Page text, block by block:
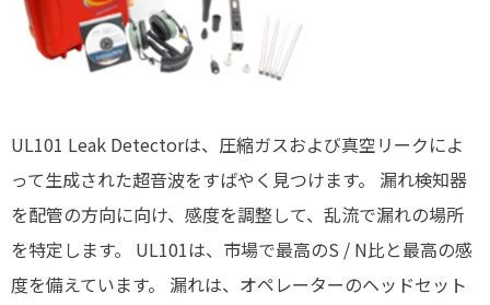
UL101 Leak Detectorは、圧縮ガスおよび真空リークによ
って生成された超音波をすばやく見つけます。 漏れ検知器
を配管の方向に向け、感度を調整して、乱流で漏れの場所
を特定します。 UL101は、市場で最高のS / N比と最高の感
度を備えています。 漏れは、オペレーターのヘッドセット